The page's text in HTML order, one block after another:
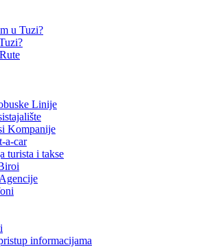
u Tuzi?
Linije
Kompanije
a-car
turista i takse
informacijama